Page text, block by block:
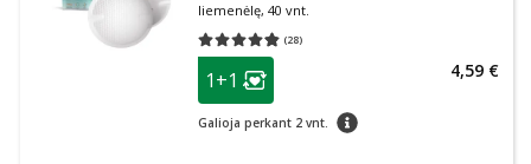
liemenėlę, 40 vnt.
(28)
Vidutinis įvertinimas 4.79
patarimas
Lojalumo klubo narių nuolaida
1+1
Galioja perkant 2 vnt. patarimas
4,59 €